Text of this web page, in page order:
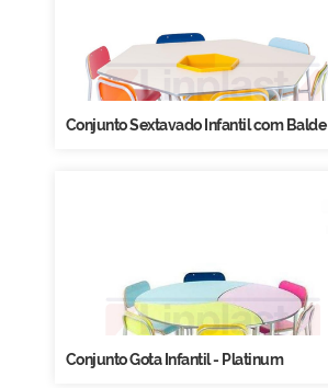
Conjunto Sextavado Infantil com Balde
Conjunto Gota Infantil - Platinum